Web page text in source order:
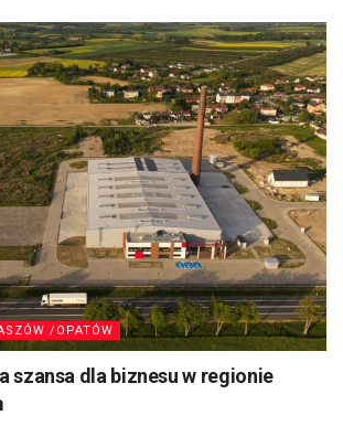
/OPATÓW
szansa dla biznesu w regionie